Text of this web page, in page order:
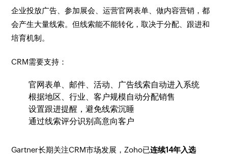
企业投放广告、参加展会、运营官网表单、做内容营销，都
会产生大量线索。但线索能不能转化，取决于分配、跟进和
培育机制。
CRM需要支持：
官网表单、邮件、活动、广告线索自动进入系统
根据地区、行业、客户规模自动分配销售
设置跟进提醒，避免线索沉睡
通过线索评分识别高意向客户
Gartner长期关注CRM市场发展，Zoho已连续14年入选